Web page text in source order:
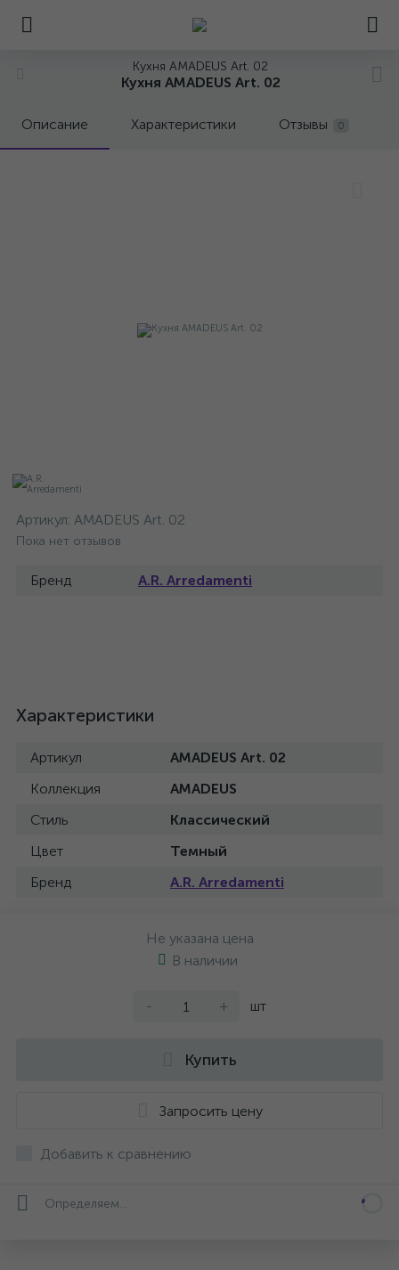
Кухня AMADEUS Art. 02
Кухня AMADEUS Art. 02
Описание Характеристики Отзывы 0
Артикул: AMADEUS Art. 02
Пока нет отзывов
Бренд A.R. Arredamenti
Характеристики
Артикул
AMADEUS Art. 02
Коллекция
AMADEUS
Стиль
Классический
Цвет
Темный
Бренд
A.R. Arredamenti
Не указана цена
В наличии
- + шт
Купить
Запросить цену
Добавить к сравнению
Определяем...